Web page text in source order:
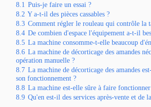
8.1 Puis-je faire un essai ?
8.2 Y a-t-il des pièces cassables ?
8.3 Comment régler le rouleau qui contrôle la
8.4 De combien d'espace l'équipement a-t-il
8.5 La machine consomme-t-elle beaucoup
8.6 La machine de décorticage des amandes
opération manuelle ?
8.7 La machine de décorticage des amandes
son fonctionnement ?
8.8 La machine est-elle sûre à faire
8.9 Qu'en est-il des services après-vente et de